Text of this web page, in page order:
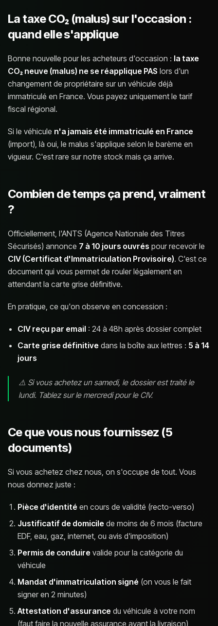
La taxe CO₂ (malus) sur l'occasion :
quand elle s'applique
Bonne nouvelle pour les acheteurs d'occasion : la taxe
CO₂ neuve (malus) ne se réapplique PAS lors d'un
changement de propriétaire sur un véhicule déjà
immatriculé en France. Vous payez uniquement le tarif
fiscal régional.
Si le véhicule n'a jamais été immatriculé en France
(import), là oui, le malus s'applique selon le barème en
vigueur. C'est rare sur notre stock mais ça arrive.
Combien de temps ça prend, vraiment
?
Officiellement, l'ANTS (Agence Nationale des Titres
Sécurisés) annonce 7 à 10 jours ouvrés pour recevoir le
CIV (Certificat d'Immatriculation Provisoire). C'est ce
document qui vous permet de rouler légalement en
attendant la carte grise définitive.
En pratique, ce qu'on observe en concession :
CIV reçu par email : 24 à 48h après dossier complet
Carte grise définitive dans la boîte aux lettres : 5 à 14
jours
⚠️ Si vous achetez un samedi, le dossier est traité le
lundi. Tablez sur le mercredi pour le CIV.
Ce que vous nous fournissez (5
documents)
Si vous achetez chez nous, on s'occupe de tout. Vous
nous donnez juste :
Pièce d'identité en cours de validité (recto-verso)
Justificatif de domicile de moins de 6 mois (facture
EDF, eau, gaz, internet, ou avis d'imposition)
Permis de conduire valide pour la catégorie du
véhicule
Mandat d'immatriculation signé (on vous le fait
signer en 2 minutes)
Attestation d'assurance du véhicule à votre nom
(faut faire la nouvelle assurance avant la livraison)